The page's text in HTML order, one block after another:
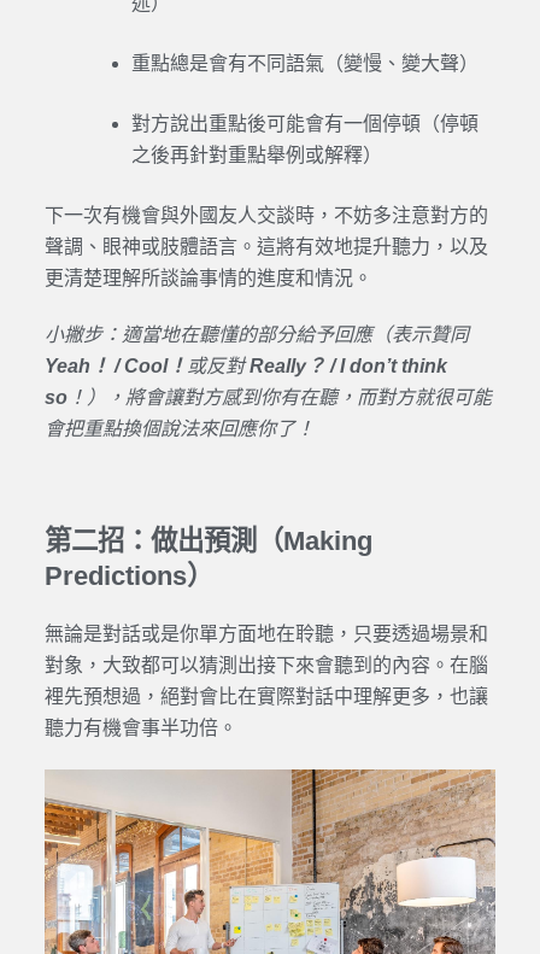
重點總是會有不同語氣（變慢、變大聲）
對方說出重點後可能會有一個停頓（停頓
之後再針對重點舉例或解釋）
下一次有機會與外國友人交談時，不妨多注意對方的
聲調、眼神或肢體語言。這將有效地提升聽力，以及
更清楚理解所談論事情的進度和情況。
小撇步：適當地在聽懂的部分給予回應（表示贊同
Yeah ！ / Cool！ 或反對Really？ / I don’t think
so！），將會讓對方感到你有在聽，而對方就很可能
會把重點換個說法來回應你了！
第二招：做出預測（Making
Predictions）
無論是對話或是你單方面地在聆聽，只要透過場景和
對象，大致都可以猜測出接下來會聽到的內容。在腦
裡先預想過，絕對會比在實際對話中理解更多，也讓
聽力有機會事半功倍。